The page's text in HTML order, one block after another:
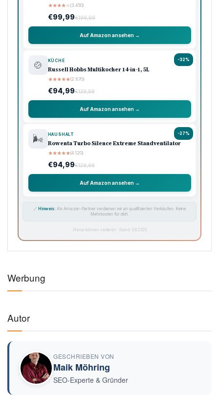
★★★★★(3.450)
€99,99€199,99
Auf Amazon ansehen →
-32%
🍲 KÜCHE
Russell Hobbs Multikocher 14-in-1, 5L
★★★★★(2.870)
€94,99€139,99
Auf Amazon ansehen →
-27%
🌬️ HAUSHALT
Rowenta Turbo Silence Extreme Standventilator
★★★★★(4.120)
€94,99€129,99
Auf Amazon ansehen →
🔗 Hinweis: Als Amazon-Partner verdienen wir an qualifizierten Verkäufen. Keine
Mehrkosten für dich.
Preise können variieren · Stand: 6.8.2026
Werbung
Autor
GESCHRIEBEN VON
Maik Möhring
SEO-Experte & Gründer